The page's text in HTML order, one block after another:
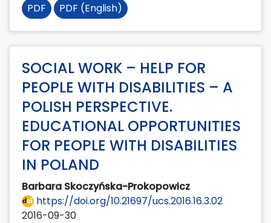
PDF
PDF (English)
SOCIAL WORK – HELP FOR
PEOPLE WITH DISABILITIES – A
POLISH PERSPECTIVE.
EDUCATIONAL OPPORTUNITIES
FOR PEOPLE WITH DISABILITIES
IN POLAND
Barbara Skoczyńska-Prokopowicz
https://doi.org/10.21697/ucs.2016.16.3.02
2016-09-30